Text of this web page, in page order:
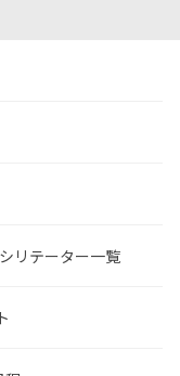
リテーター一覧